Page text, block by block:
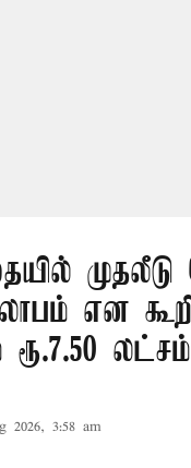
என
ரூ.7.50
2026, 3:58 am